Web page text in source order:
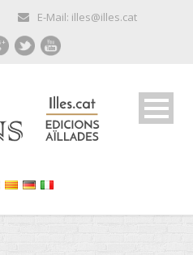
E-Mail: illes@illes.cat